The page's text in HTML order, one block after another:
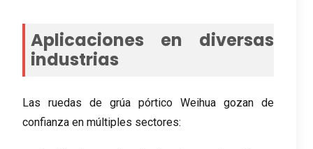
Aplicaciones en diversas
industrias
Las ruedas de grúa pórtico Weihua gozan de
confianza en múltiples sectores: